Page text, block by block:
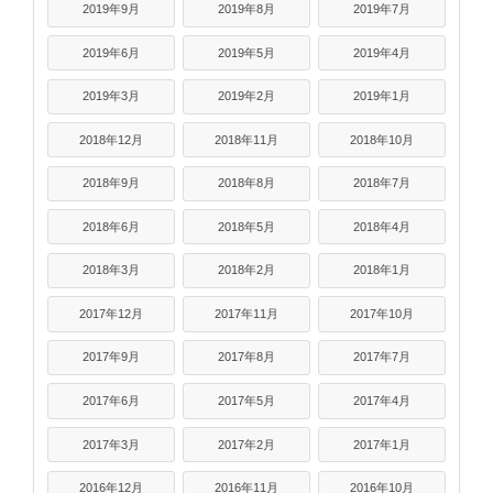
2019年9月 2019年8月 2019年7月
2019年6月 2019年5月 2019年4月
2019年3月 2019年2月 2019年1月
2018年12月 2018年11月 2018年10月
2018年9月 2018年8月 2018年7月
2018年6月 2018年5月 2018年4月
2018年3月 2018年2月 2018年1月
2017年12月 2017年11月 2017年10月
2017年9月 2017年8月 2017年7月
2017年6月 2017年5月 2017年4月
2017年3月 2017年2月 2017年1月
2016年12月 2016年11月 2016年10月